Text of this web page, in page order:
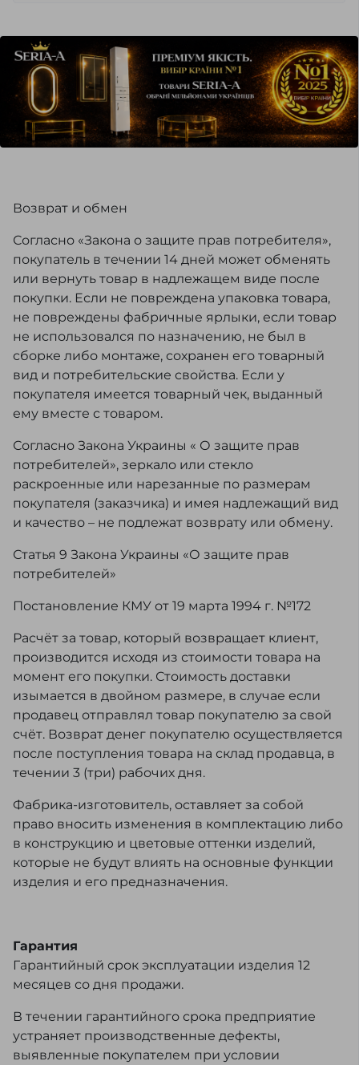
Возврат и обмен
Согласно «Закона о защите прав потребителя»,
покупатель в течении 14 дней может обменять
или вернуть товар в надлежащем виде после
покупки. Если не повреждена упаковка товара,
не повреждены фабричные ярлыки, если товар
не использовался по назначению, не был в
сборке либо монтаже, сохранен его товарный
вид и потребительские свойства. Если у
покупателя имеется товарный чек, выданный
ему вместе с товаром.
Согласно Закона Украины « О защите прав
потребителей», зеркало или стекло
раскроенные или нарезанные по размерам
покупателя (заказчика) и имея надлежащий вид
и качество – не подлежат возврату или обмену.
Статья 9 Закона Украины «О защите прав
потребителей»
Постановление КМУ от 19 марта 1994 г. №172
Расчёт за товар, который возвращает клиент,
производится исходя из стоимости товара на
момент его покупки. Стоимость доставки
изымается в двойном размере, в случае если
продавец отправлял товар покупателю за свой
счёт. Возврат денег покупателю осуществляется
после поступления товара на склад продавца, в
течении 3 (три) рабочих дня.
Фабрика-изготовитель, оставляет за собой
право вносить изменения в комплектацию либо
в конструкцию и цветовые оттенки изделий,
которые не будут влиять на основные функции
изделия и его предназначения.
Гарантия
Гарантийный срок эксплуатации изделия 12
месяцев со дня продажи.
В течении гарантийного срока предприятие
устраняет производственные дефекты,
выявленные покупателем при условии